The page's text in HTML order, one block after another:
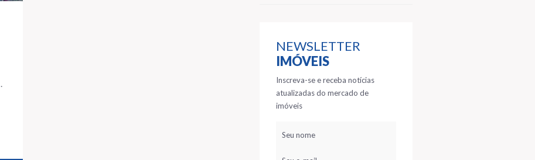
NEWSLETTER
IMÓVEIS
Inscreva-se e receba notícias
atualizadas do mercado de
imóveis